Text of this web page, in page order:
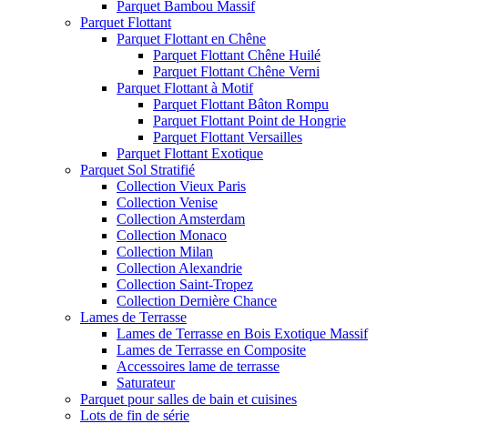
Parquet Bambou Massif
Parquet Flottant
Parquet Flottant en Chêne
Parquet Flottant Chêne Huilé
Parquet Flottant Chêne Verni
Parquet Flottant à Motif
Parquet Flottant Bâton Rompu
Parquet Flottant Point de Hongrie
Parquet Flottant Versailles
Parquet Flottant Exotique
Parquet Sol Stratifié
Collection Vieux Paris
Collection Venise
Collection Amsterdam
Collection Monaco
Collection Milan
Collection Alexandrie
Collection Saint-Tropez
Collection Dernière Chance
Lames de Terrasse
Lames de Terrasse en Bois Exotique Massif
Lames de Terrasse en Composite
Accessoires lame de terrasse
Saturateur
Parquet pour salles de bain et cuisines
Lots de fin de série